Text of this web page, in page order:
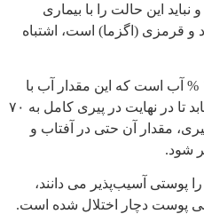
این حالت را با بیماری
و قرمزی (اگزما) است، اشتباه
پوست در حالت طبیعی دارای ۱۳ % آب است که این مقدار آب با
افزایش سن به تدریج کاهش می‌یابد تا در نهایت در پیری کامل به ۷۰
مقدار آن حتی در آفتاب و
شود.
آسیب‌پذیر می‌ دانند،
پوست دچار اختلال شده است.